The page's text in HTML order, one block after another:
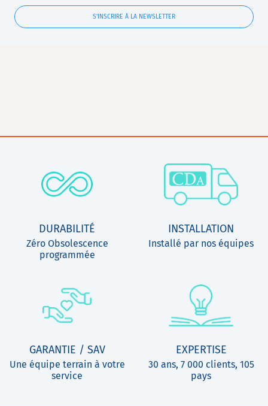
S'INSCRIRE À LA NEWSLETTER
DURABILITÉ
Zéro Obsolescence
programmée
INSTALLATION
Installé par nos équipes
GARANTIE / SAV
Une équipe terrain à votre
service
EXPERTISE
30 ans, 7 000 clients, 105
pays